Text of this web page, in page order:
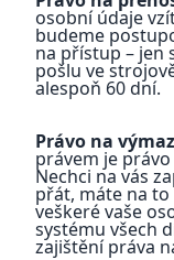
osobní údaje
budeme
na přístup – jen
pošlu ve
alespoň 60 dní.
Právo na výmaz
právem je
Nechci na vás
přát, máte na
veškeré vaše
systému všech
zajištění práva